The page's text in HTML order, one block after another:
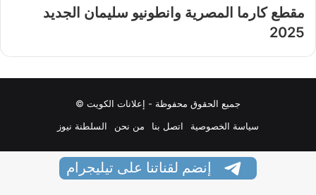
مقطع كارما المصرية وانطونيو سليمان الجديد
2025
جميع الحقوق محفوظة - إعلانات الكويت ©
سياسة الخصوصية
اتصل بنا من نحن السلطنة نيوز
إنضم لقناتنا على تيليجرام